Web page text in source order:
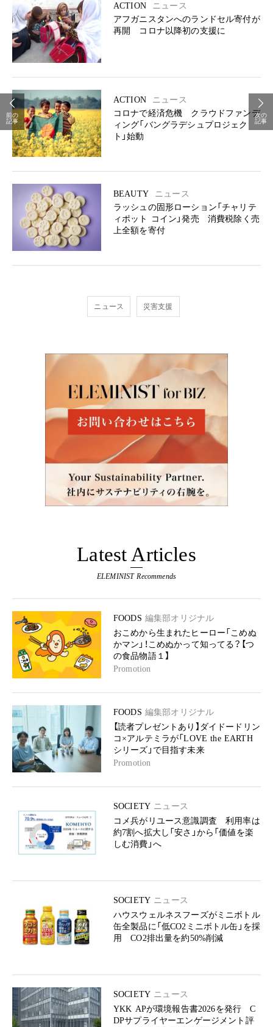
ACTION
ニュース
アフガニスタンへのランドセル寄付が
再開 コロナ以降初の支援に
ACTION
ニュース
コロナで経済危機 クラウドファンデ
ィング「バングラデシュプロジェク
ト」始動
BEAUTY
ニュース
ラッシュの固形ローション「チャリテ
ィポット コイン」発売 消費税除く売
上全額を寄付
ニュース 災害支援
Latest Articles
ELEMINIST Recommends
FOODS 編集部オリジナル
おこめから生まれたヒーロー「こめぬ
かマン」！こめぬかって知ってる？【つ
の食品物語１】
Promotion
FOODS 編集部オリジナル
【読者プレゼントあり】ダイドードリン
コ×アルテミラが「LOVE the EARTH
シリーズ」で目指す未来
Promotion
SOCIETY ニュース
コメ兵がリユース意識調査 利用率は
約7割へ拡大し「安さ」から「価値を楽
しむ消費」へ
SOCIETY ニュース
ハウスウェルネスフーズがミニボトル
缶全製品に「低CO2ミニボトル缶」を採
用 CO2排出量を約50%削減
SOCIETY ニュース
YKK APが環境報告書2026を発行 C
DPサプライヤーエンゲージメント評
前の
記事
次の
記事